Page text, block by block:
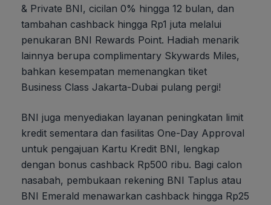
& Private BNI, cicilan 0% hingga 12 bulan, dan
tambahan cashback hingga Rp1 juta melalui
penukaran BNI Rewards Point. Hadiah menarik
lainnya berupa complimentary Skywards Miles,
bahkan kesempatan memenangkan tiket
Business Class Jakarta-Dubai pulang pergi!
BNI juga menyediakan layanan peningkatan limit
kredit sementara dan fasilitas One-Day Approval
untuk pengajuan Kartu Kredit BNI, lengkap
dengan bonus cashback Rp500 ribu. Bagi calon
nasabah, pembukaan rekening BNI Taplus atau
BNI Emerald menawarkan cashback hingga Rp25